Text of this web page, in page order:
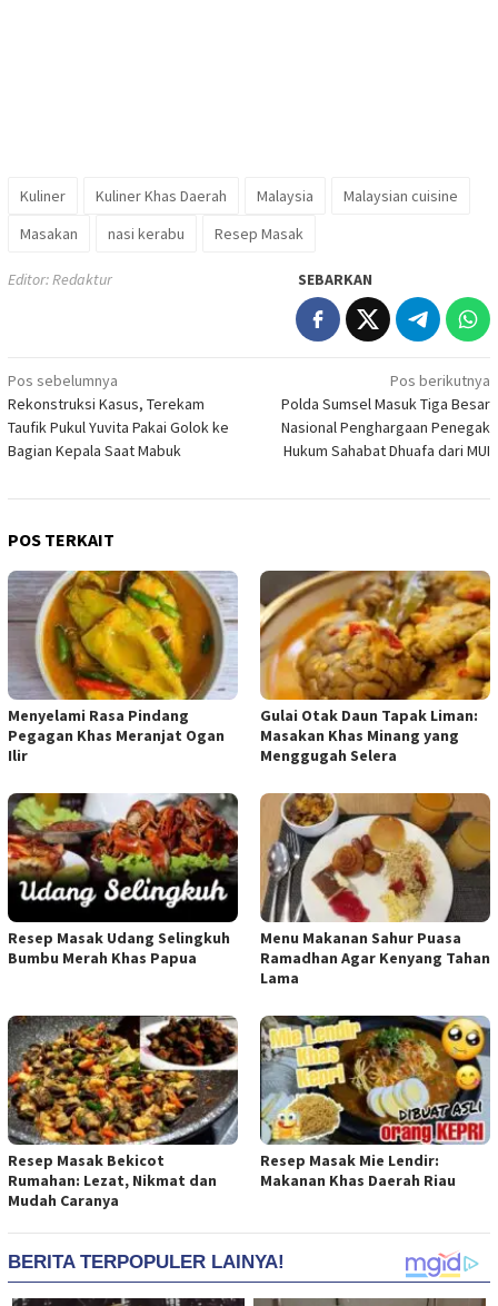
Kuliner Kuliner Khas Daerah Malaysia
Malaysian cuisine
Masakan
nasi kerabu Resep Masak
Editor: Redaktur SEBARKAN
Navigasi
pos
Pos sebelumnya
Rekonstruksi Kasus, Terekam
Taufik Pukul Yuvita Pakai Golok ke
Bagian Kepala Saat Mabuk
Pos berikutnya
Polda Sumsel Masuk Tiga Besar
Nasional Penghargaan Penegak
Hukum Sahabat Dhuafa dari MUI
POS TERKAIT
Menyelami Rasa Pindang
Pegagan Khas Meranjat Ogan
Ilir
Gulai Otak Daun Tapak Liman:
Masakan Khas Minang yang
Menggugah Selera
Resep Masak Udang Selingkuh
Bumbu Merah Khas Papua
Menu Makanan Sahur Puasa
Ramadhan Agar Kenyang Tahan
Lama
Resep Masak Bekicot
Rumahan: Lezat, Nikmat dan
Mudah Caranya
Resep Masak Mie Lendir:
Makanan Khas Daerah Riau